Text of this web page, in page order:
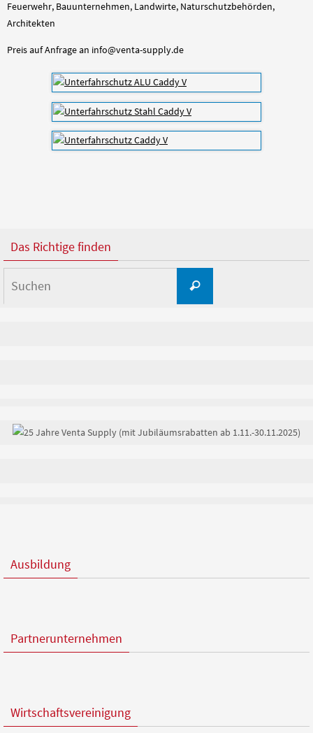
Feuerwehr, Bauunternehmen, Landwirte, Naturschutzbehörden,
Architekten
Preis auf Anfrage an info@venta-supply.de
Das Richtige finden
Suchen
Ausbildung
Partnerunternehmen
Wirtschaftsvereinigung